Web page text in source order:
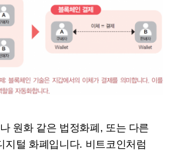
원화 같은 법정화폐, 또는 다른
지털 화폐입니다. 비트코인처럼